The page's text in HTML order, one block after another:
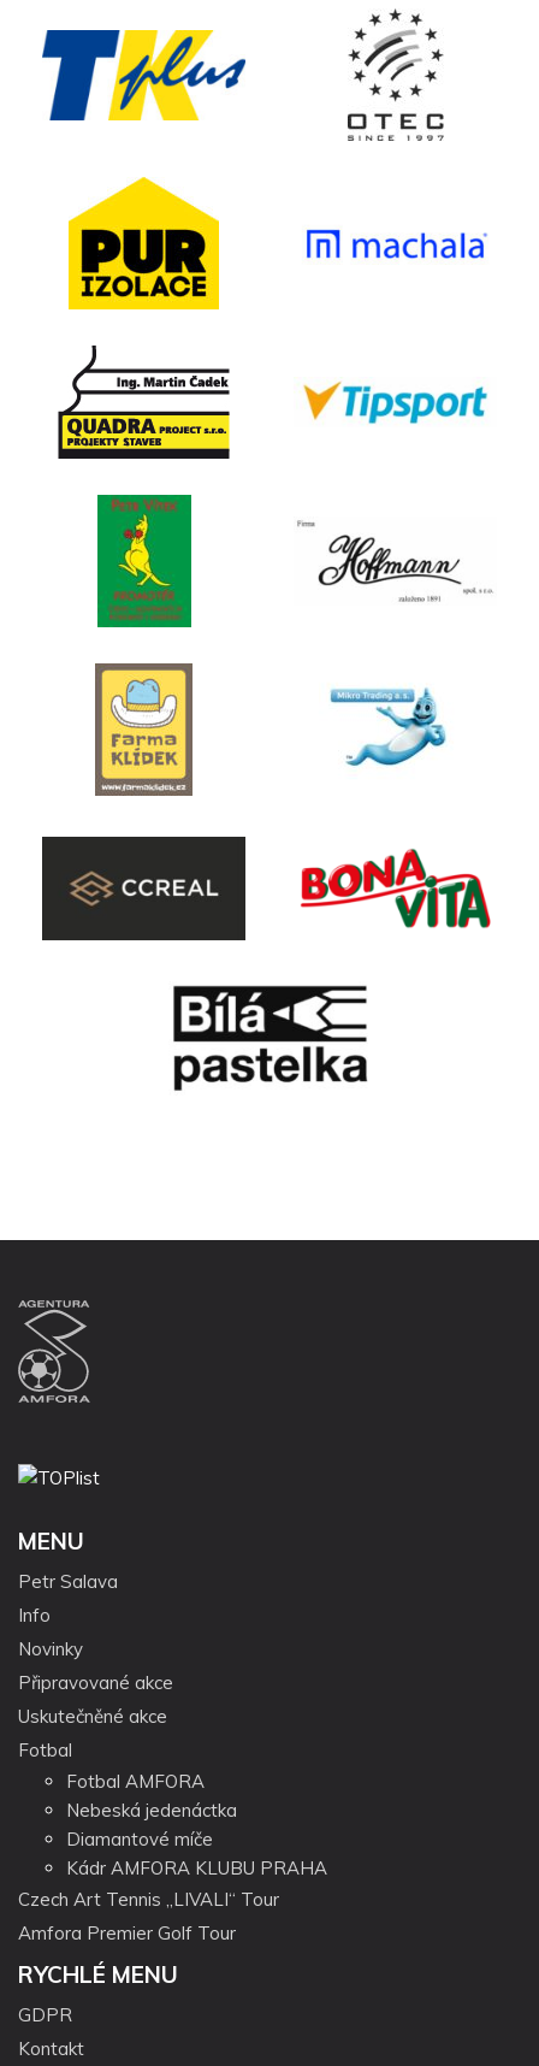
MENU
Petr Salava
Info
Novinky
Připravované akce
Uskutečněné akce
Fotbal
Fotbal AMFORA
Nebeská jedenáctka
Diamantové míče
Kádr AMFORA KLUBU PRAHA
Czech Art Tennis „LIVALI“ Tour
Amfora Premier Golf Tour
RYCHLÉ MENU
GDPR
Kontakt